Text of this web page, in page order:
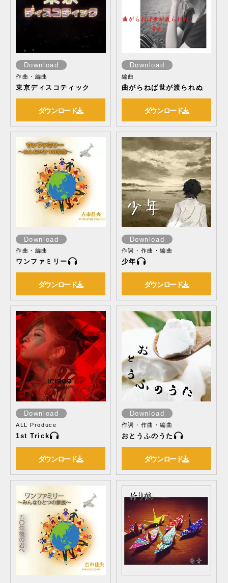
Download
作曲・編曲
東京ディスコティック
ダウンロード
Download
編曲
曲がらねば世が渡られぬ
ダウンロード
Download
作曲・編曲
ワンファミリー
ダウンロード
Download
作詞・作曲・編曲
少年
ダウンロード
Download
ALL Produce
1st Trick
ダウンロード
Download
作詞・作曲・編曲
おとうふのうた
ダウンロード